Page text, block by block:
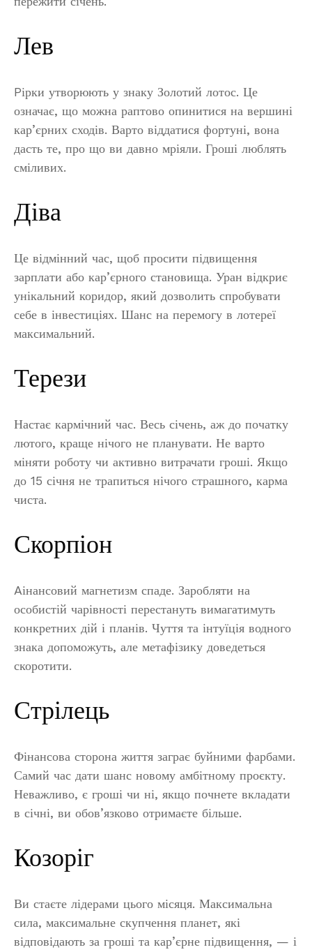
Лев
Pірки утворюють у знаку Золотий лотос. Це
означає, що можна раптово опинитися на вершині
кар’єрних сходів. Варто віддатися фортуні, вона
дасть те, про що ви давно мріяли. Гроші люблять
сміливих.
Діва
Це відмінний час, щоб просити підвищення
зарплати або кар’єрного становища. Уран відкриє
унікальний коридор, який дозволить спробувати
себе в інвестиціях. Шанс на перемогу в лотереї
максимальний.
Терези
Настає кармічний час. Весь січень, аж до початку
лютого, краще нічого не планувати. Не варто
міняти роботу чи активно витрачати гроші. Якщо
до 15 січня не трапиться нічого страшного, карма
чиста.
Скорпіон
Aінансовий магнетизм спаде. Заробляти на
особистій чарівності перестануть вимагатимуть
конкретних дій і планів. Чуття та інтуїція водного
знака допоможуть, але метафізику доведеться
скоротити.
Стрілець
Фінансова сторона життя заграє буйними фарбами.
Самий час дати шанс новому амбітному проєкту.
Неважливо, є гроші чи ні, якщо почнете вкладати
в січні, ви обов’язково отримаєте більше.
Козоріг
Ви стаєте лідерами цього місяця. Максимальна
сила, максимальне скупчення планет, які
відповідають за гроші та кар’єрне підвищення, — і